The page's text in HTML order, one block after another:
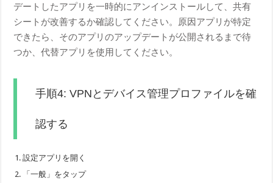
デートしたアプリを一時的にアンインストールして、共有
シートが改善するか確認してください。原因アプリが特定
できたら、そのアプリのアップデートが公開されるまで待
つか、代替アプリを使用してください。
手順4: VPNとデバイス管理プロファイルを確
認する
設定アプリを開く
「一般」をタップ